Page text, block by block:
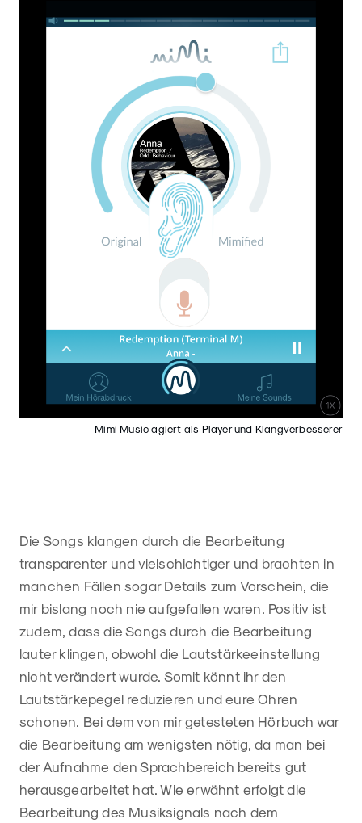
Mimi Music agiert als Player und Klangverbesserer
Die Songs klangen durch die Bearbeitung
transparenter und vielschichtiger und brachten in
manchen Fällen sogar Details zum Vorschein, die
mir bislang noch nie aufgefallen waren. Positiv ist
zudem, dass die Songs durch die Bearbeitung
lauter klingen, obwohl die Lautstärkeeinstellung
nicht verändert wurde. Somit könnt ihr den
Lautstärkepegel reduzieren und eure Ohren
schonen. Bei dem von mir getesteten Hörbuch war
die Bearbeitung am wenigsten nötig, da man bei
der Aufnahme den Sprachbereich bereits gut
herausgearbeitet hat. Wie erwähnt erfolgt die
Bearbeitung des Musiksignals nach dem